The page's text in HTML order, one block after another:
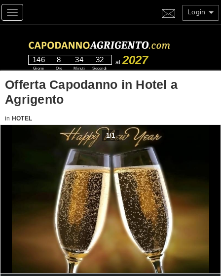
Toggle navigation Login
146
Giorni
8
Ore
34
Minuti
31
Secondi
al2027
Offerta Capodanno in Hotel a
Agrigento
in HOTEL
1/1